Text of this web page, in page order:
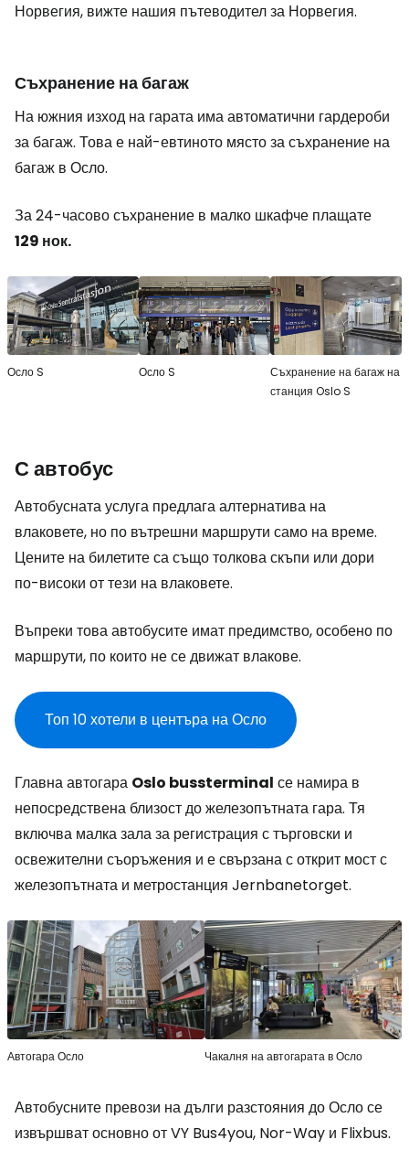
Норвегия, вижте нашия пътеводител за Норвегия.
Съхранение на багаж
На южния изход на гарата има автоматични гардероби
за багаж. Това е най-евтиното място за съхранение на
багаж в Осло.
За 24-часово съхранение в малко шкафче плащате
129 нок.
Осло S Осло S
Съхранение на багаж на
станция Oslo S
С автобус
Автобусната услуга предлага алтернатива на
влаковете, но по вътрешни маршрути само на време.
Цените на билетите са също толкова скъпи или дори
по-високи от тези на влаковете.
Въпреки това автобусите имат предимство, особено по
маршрути, по които не се движат влакове.
Топ 10 хотели в центъра на Осло
Главна автогара Oslo bussterminal се намира в
непосредствена близост до железопътната гара. Тя
включва малка зала за регистрация с търговски и
освежителни съоръжения и е свързана с открит мост с
железопътната и метростанция Jernbanetorget.
Автогара Осло Чакалня на автогарата в Осло
Автобусните превози на дълги разстояния до Осло се
извършват основно от VY Bus4you, Nor-Way и Flixbus.